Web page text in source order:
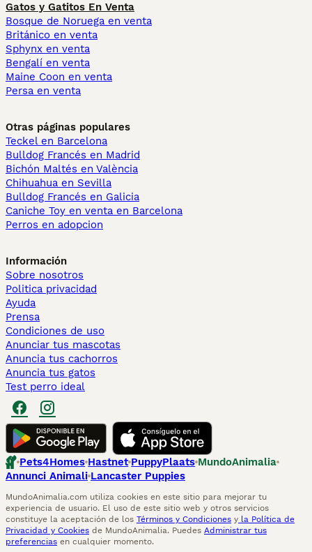
Gatos y Gatitos En Venta
Bosque de Noruega en venta
Británico en venta
Sphynx en venta
Bengalí en venta
Maine Coon en venta
Persa en venta
Otras páginas populares
Teckel en Barcelona
Bulldog Francés en Madrid
Bichón Maltés en València
Chihuahua en Sevilla
Bulldog Francés en Galicia
Caniche Toy en venta en Barcelona
Perros en adopcion
Información
Sobre nosotros
Politica privacidad
Ayuda
Prensa
Condiciones de uso
Anunciar tus mascotas
Anuncia tus cachorros
Anuncia tus gatos
Test perro ideal
Pets4Homes Hastnet PuppyPlaats MundoAnimalia
Annunci Animali Lancaster Puppies
MundoAnimalia.com utiliza cookies en este sitio para mejorar tu
experiencia de usuario. El uso de este sitio web y otros servicios
constituye la aceptación de los Términos y Condiciones y la Política de
Privacidad y Cookies de MundoAnimalia. Puedes Administrar tus
preferencias en cualquier momento.